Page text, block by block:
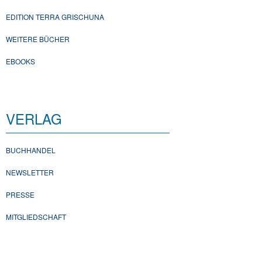
EDITION TERRA GRISCHUNA
WEITERE BÜCHER
EBOOKS
VERLAG
BUCHHANDEL
NEWSLETTER
PRESSE
MITGLIEDSCHAFT